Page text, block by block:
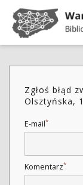
Zgłoś błąd
Olsztyńska,
E-mail*
Komentarz*